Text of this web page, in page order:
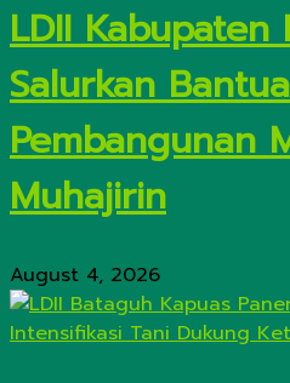
LDII Kabupaten
Salurkan
Pembangunan
Muhajirin
August 4, 2026